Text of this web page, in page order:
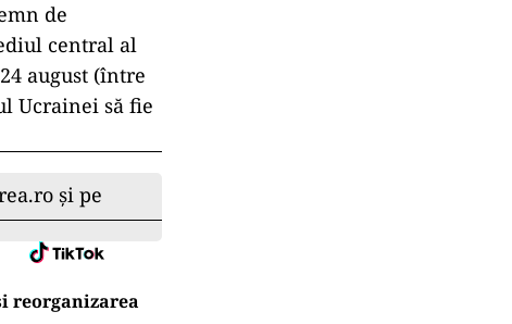
de
central al
august (între
Ucrainei să fie
și pe
reorganizarea